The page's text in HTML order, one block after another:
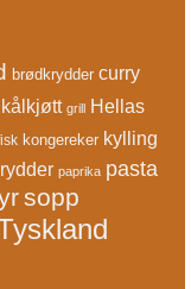
brødkrydder curry
grill Hellas
kongereker kylling
paprika pasta
sopp